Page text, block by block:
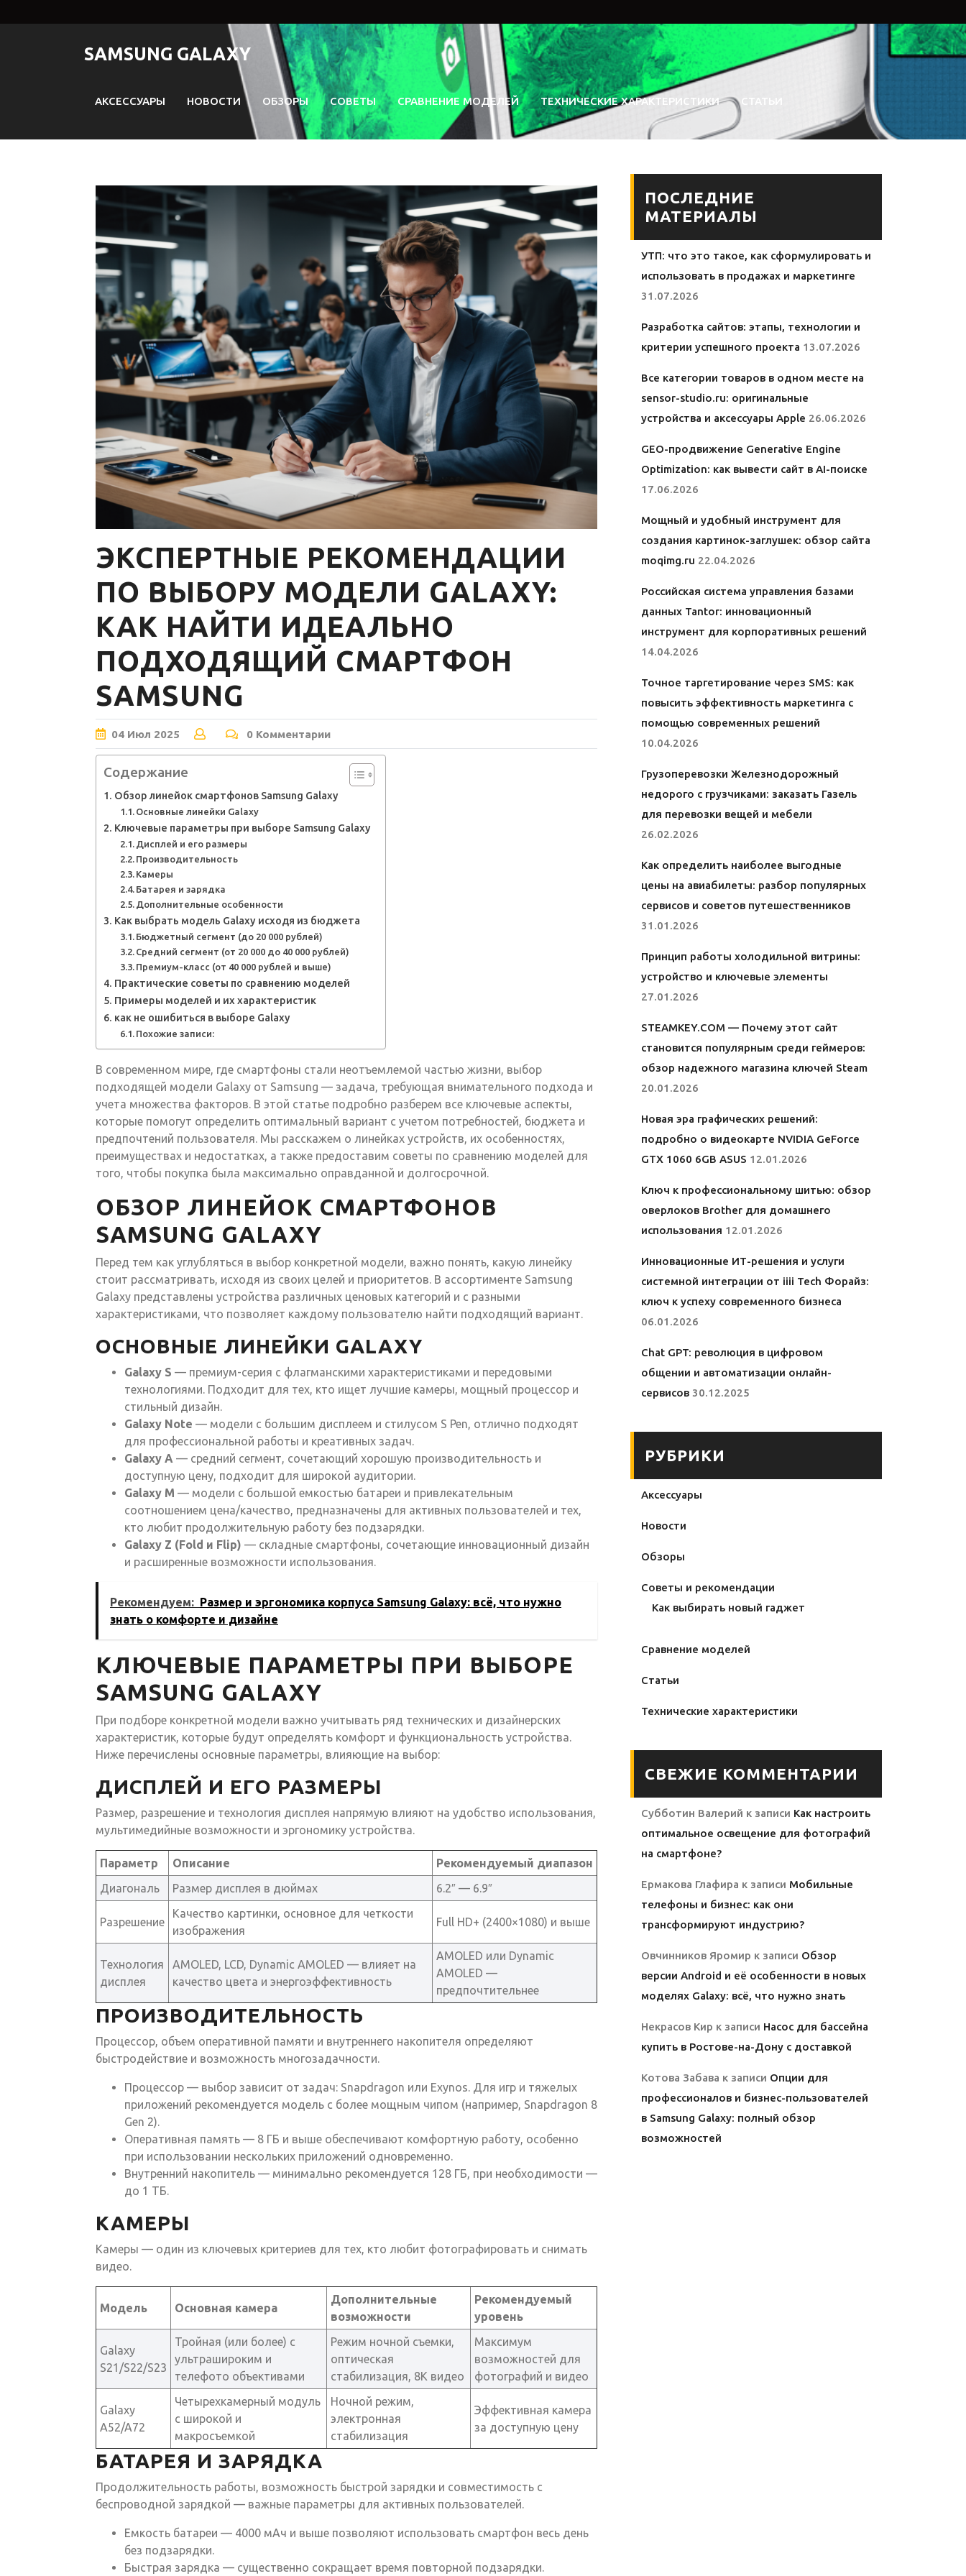
к
SAMSUNG GALAXY
АКСЕССУАРЫ НОВОСТИ ОБЗОРЫ СОВЕТЫ СРАВНЕНИЕ МОДЕЛЕЙ ТЕХНИЧЕСКИЕ ХАРАКТЕРИСТИКИ СТАТЬИ
ЭКСПЕРТНЫЕ РЕКОМЕНДАЦИИ
ПО ВЫБОРУ МОДЕЛИ GALAXY:
КАК НАЙТИ ИДЕАЛЬНО
ПОДХОДЯЩИЙ СМАРТФОН
SAMSUNG
04 Июл 2025 0 Комментарии
Содержание
Обзор линейок смартфонов Samsung Galaxy
Основные линейки Galaxy
Ключевые параметры при выборе Samsung Galaxy
Дисплей и его размеры
Производительность
Камеры
Батарея и зарядка
Дополнительные особенности
Как выбрать модель Galaxy исходя из бюджета
Бюджетный сегмент (до 20 000 рублей)
Средний сегмент (от 20 000 до 40 000 рублей)
Премиум-класс (от 40 000 рублей и выше)
Практические советы по сравнению моделей
Примеры моделей и их характеристик
как не ошибиться в выборе Galaxy
Похожие записи:
В современном мире, где смартфоны стали неотъемлемой частью жизни, выбор
подходящей модели Galaxy от Samsung — задача, требующая внимательного подхода и
учета множества факторов. В этой статье подробно разберем все ключевые аспекты,
которые помогут определить оптимальный вариант с учетом потребностей, бюджета и
предпочтений пользователя. Мы расскажем о линейках устройств, их особенностях,
преимуществах и недостатках, а также предоставим советы по сравнению моделей для
того, чтобы покупка была максимально оправданной и долгосрочной.
ОБЗОР ЛИНЕЙОК СМАРТФОНОВ
SAMSUNG GALAXY
Перед тем как углубляться в выбор конкретной модели, важно понять, какую линейку
стоит рассматривать, исходя из своих целей и приоритетов. В ассортименте Samsung
Galaxy представлены устройства различных ценовых категорий и с разными
характеристиками, что позволяет каждому пользователю найти подходящий вариант.
ОСНОВНЫЕ ЛИНЕЙКИ GALAXY
Galaxy S — премиум-серия с флагманскими характеристиками и передовыми
технологиями. Подходит для тех, кто ищет лучшие камеры, мощный процессор и
стильный дизайн.
Galaxy Note — модели с большим дисплеем и стилусом S Pen, отлично подходят
для профессиональной работы и креативных задач.
Galaxy A — средний сегмент, сочетающий хорошую производительность и
доступную цену, подходит для широкой аудитории.
Galaxy M — модели с большой емкостью батареи и привлекательным
соотношением цена/качество, предназначены для активных пользователей и тех,
кто любит продолжительную работу без подзарядки.
Galaxy Z (Fold и Flip) — складные смартфоны, сочетающие инновационный дизайн
и расширенные возможности использования.
Рекомендуем: Размер и эргономика корпуса Samsung Galaxy: всё, что нужно
знать о комфорте и дизайне
КЛЮЧЕВЫЕ ПАРАМЕТРЫ ПРИ ВЫБОРЕ
SAMSUNG GALAXY
При подборе конкретной модели важно учитывать ряд технических и дизайнерских
характеристик, которые будут определять комфорт и функциональность устройства.
Ниже перечислены основные параметры, влияющие на выбор:
ДИСПЛЕЙ И ЕГО РАЗМЕРЫ
Размер, разрешение и технология дисплея напрямую влияют на удобство использования,
мультимедийные возможности и эргономику устройства.
Параметр Описание
Рекомендуемый диапазон
Диагональ
Размер дисплея в дюймах 6.2″ — 6.9″
Разрешение
Качество картинки, основное для четкости
изображения
Full HD+ (2400×1080) и выше
Технология
дисплея
AMOLED, LCD, Dynamic AMOLED — влияет на
качество цвета и энергоэффективность
AMOLED или Dynamic
AMOLED —
предпочтительнее
ПРОИЗВОДИТЕЛЬНОСТЬ
Процессор, объем оперативной памяти и внутреннего накопителя определяют
быстродействие и возможность многозадачности.
Процессор — выбор зависит от задач: Snapdragon или Exynos. Для игр и тяжелых
приложений рекомендуется модель с более мощным чипом (например, Snapdragon 8
Gen 2).
Оперативная память — 8 ГБ и выше обеспечивают комфортную работу, особенно
при использовании нескольких приложений одновременно.
Внутренний накопитель — минимально рекомендуется 128 ГБ, при необходимости —
до 1 ТБ.
КАМЕРЫ
Камеры — один из ключевых критериев для тех, кто любит фотографировать и снимать
видео.
Модель Основная камера
Дополнительные
возможности
Рекомендуемый
уровень
Galaxy
S21/S22/S23
Тройная (или более) с
ультрашироким и
телефото объективами
Режим ночной съемки,
оптическая
стабилизация, 8K видео
Максимум
возможностей для
фотографий и видео
Galaxy
A52/A72
Четырехкамерный модуль
с широкой и
макросъемкой
Ночной режим,
электронная
стабилизация
Эффективная камера
за доступную цену
БАТАРЕЯ И ЗАРЯДКА
Продолжительность работы, возможность быстрой зарядки и совместимость с
беспроводной зарядкой — важные параметры для активных пользователей.
Емкость батареи — 4000 мАч и выше позволяют использовать смартфон весь день
без подзарядки.
Быстрая зарядка — существенно сокращает время повторной подзарядки.
ПОСЛЕДНИЕ
МАТЕРИАЛЫ
УТП: что это такое, как сформулировать и
использовать в продажах и маркетинге
31.07.2026
Разработка сайтов: этапы, технологии и
критерии успешного проекта 13.07.2026
Все категории товаров в одном месте на
sensor-studio.ru: оригинальные
устройства и аксессуары Apple 26.06.2026
GEO-продвижение Generative Engine
Optimization: как вывести сайт в AI-поиске
17.06.2026
Мощный и удобный инструмент для
создания картинок-заглушек: обзор сайта
moqimg.ru 22.04.2026
Российская система управления базами
данных Tantor: инновационный
инструмент для корпоративных решений
14.04.2026
Точное таргетирование через SMS: как
повысить эффективность маркетинга с
помощью современных решений
10.04.2026
Грузоперевозки Железнодорожный
недорого с грузчиками: заказать Газель
для перевозки вещей и мебели
26.02.2026
Как определить наиболее выгодные
цены на авиабилеты: разбор популярных
сервисов и советов путешественников
31.01.2026
Принцип работы холодильной витрины:
устройство и ключевые элементы
27.01.2026
STEAMKEY.COM — Почему этот сайт
становится популярным среди геймеров:
обзор надежного магазина ключей Steam
20.01.2026
Новая эра графических решений:
подробно о видеокарте NVIDIA GeForce
GTX 1060 6GB ASUS 12.01.2026
Ключ к профессиональному шитью: обзор
оверлоков Brother для домашнего
использования 12.01.2026
Инновационные ИТ-решения и услуги
системной интеграции от iiii Tech Форайз:
ключ к успеху современного бизнеса
06.01.2026
Chat GPT: революция в цифровом
общении и автоматизации онлайн-
сервисов 30.12.2025
РУБРИКИ
Аксессуары
Новости
Обзоры
Советы и рекомендации
Как выбирать новый гаджет
Сравнение моделей
Статьи
Технические характеристики
СВЕЖИЕ КОММЕНТАРИИ
Субботин Валерий к записи Как настроить
оптимальное освещение для фотографий
на смартфоне?
Ермакова Глафира к записи Мобильные
телефоны и бизнес: как они
трансформируют индустрию?
Овчинников Яромир к записи Обзор
версии Android и её особенности в новых
моделях Galaxy: всё, что нужно знать
Некрасов Кир к записи Насос для бассейна
купить в Ростове-на-Дону с доставкой
Котова Забава к записи Опции для
профессионалов и бизнес-пользователей
в Samsung Galaxy: полный обзор
возможностей